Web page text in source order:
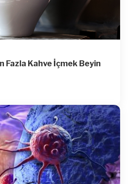
Fazla Kahve İçmek Beyin